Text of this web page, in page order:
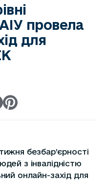
провела
для
безбар’єрності
з інвалідністю
онлайн-захід для